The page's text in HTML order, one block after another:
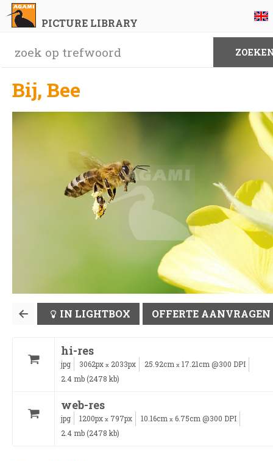
PICTURE LIBRARY
Bij, Bee
IN LIGHTBOX OFFERTE AANVRAGEN
hi-res
jpg 3062px x 2033px 25.92cm x 17.21cm @300 DPI
2.4 mb (2478 kb)
web-res
jpg 1200px x 797px 10.16cm x 6.75cm @300 DPI
2.4 mb (2478 kb)